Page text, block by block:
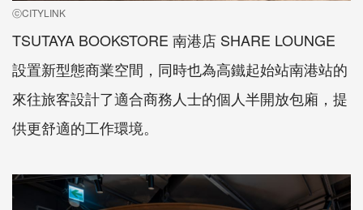
ⓒCITYLINK
TSUTAYA BOOKSTORE 南港店 SHARE LOUNGE
設置新型態商業空間，同時也為高鐵起始站南港站的
來往旅客設計了適合商務人士的個人半開放包廂，提
供更舒適的工作環境。